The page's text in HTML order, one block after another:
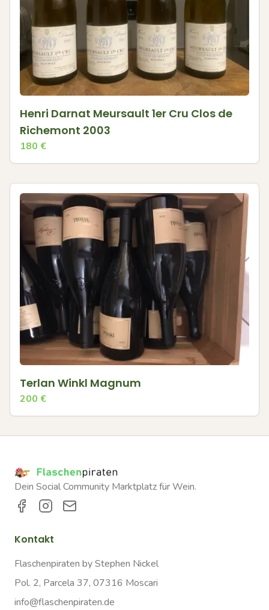
Henri Darnat Meursault 1er Cru Clos de
Richemont 2003
180 €
Terlan Winkl Magnum
200 €
Dein Social Community Marktplatz für Wein.
Kontakt
Flaschenpiraten by Stephen Nickel
Pol. 2, Parcela 37, 07316 Moscari
info@flaschenpiraten.de